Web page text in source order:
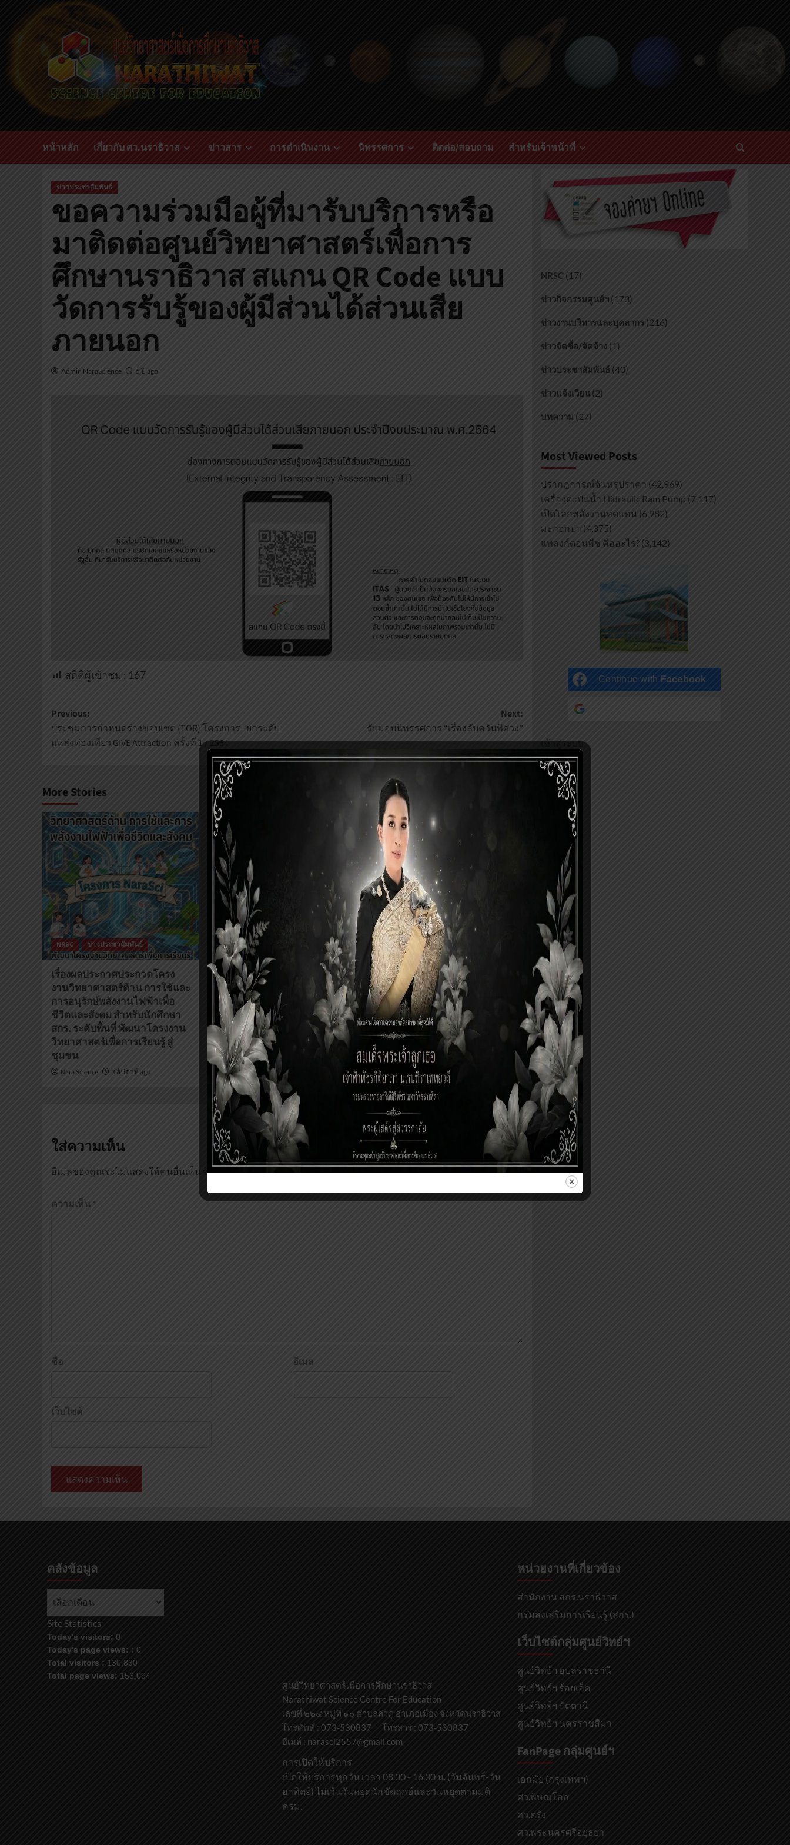
content
หน้าหลัก เกี่ยวกับ ศว.นราธิวาส ข่าวสาร การดำเนินงาน นิทรรศการ ติดต่อ/สอบถาม สำหรับเจ้าหน้าที่
ข่าวประชาสัมพันธ์
ขอความร่วมมือผู้ที่มารับบริการหรือ
มาติดต่อศูนย์วิทยาศาสตร์เพื่อการ
ศึกษานราธิวาส สแกน QR Code แบบ
วัดการรับรู้ของผู้มีส่วนได้ส่วนเสีย
ภายนอก
Admin NaraScience 5 ปี ago
สถิติผู้เข้าชม : 167
Post
navigation
Previous:
ประชุมการกำหนดร่างขอบเขต (TOR) โครงการ “ยกระดับ
แหล่งท่องเที่ยว GIVE Attraction ครั้งที่ 1 / 2564
Next:
รับมอบนิทรรศการ “เรื่องลับควันพิศวง”
More Stories
NRSC ข่าวประชาสัมพันธ์
เรื่องผลประกาศประกวดโครง
งานวิทยาศาสตร์ด้าน การใช้และ
การอนุรักษ์พลังงานไฟฟ้าเพื่อ
ชีวิตและสังคม สำหรับนักศึกษา
สกร. ระดับพื้นที่ พัฒนาโครงงาน
วิทยาศาสตร์เพื่อการเรียนรู้ สู่
ชุมชน
Nara Science 3 สัปดาห์ ago
NRSC ข่าวประชาสัมพันธ์
เรื่อง ผลประกาศประกวดโครง
งานวิทยาศาสตร์ด้านสิ่งแวดล้อม
สำหรับนักศึกษา สกร. ระดับพื้นที่
โครงการ Narasci พัฒนาโครง
งานวิทยาศาสตร์เพื่อการเรียนรู้ สู่
ชุมชน
Nara Science 3 สัปดาห์ ago
NRSC ข่าวประชาสัมพันธ์
ประกาศรายชื่อผู้ผ่านการสรรหา
และเลือกสรรเพื่อจัดจ้างเป็น
พนักงานราชการทั่วไป
Nara Science 8 เดือน ago
ใส่ความเห็น
อีเมลของคุณจะไม่แสดงให้คนอื่นเห็น ช่องข้อมูลจำเป็นถูกทำเครื่องหมาย*
ความเห็น *
ชื่อ อีเมล
เว็บไซต์
NRSC(17)
ข่าวกิจกรรมศูนย์ฯ(173)
ข่าวงานบริหารและบุคลากร(216)
ข่าวจัดซื้อ/จัดจ้าง(1)
ข่าวประชาสัมพันธ์(40)
ข่าวแจ้งเวียน(2)
บทความ (27)
Most Viewed Posts
ปรากฏการณ์จันทรุปราคา (42,969)
เครื่องตะบันน้ำ Hidraulic Ram Pump (7,117)
เปิดโลกพลังงานทดแทน (6,982)
มะกอกป่า (4,375)
แพลงก์ตอนพืช คืออะไร? (3,142)
Continue with Facebook
เข้าสู่ระบบ
คลังข้อมูล
คลัง
Site Statistics
Today's visitors: 0
Today's page views: : 0
Total visitors : 130,830
Total page views: 156,094
ศูนย์วิทยาศาสตร์เพื่อการศึกษานราธิวาส
Narathiwat Science Centre For Education
เลขที่ ๒๒๔ หมู่ที่ ๑๐ ตำบลลำภู อำเภอเมือง จังหวัดนราธิวาส
โทรศัพท์ : 073-530837 โทรสาร : 073-530837
อีเมล์ : narasci2557@gmail.com
การเปิดให้บริการ
เปิดให้บริการทุกวัน เวลา 08.30 - 16.30 น. (วันจันทร์-วัน
อาทิตย์) ไม่เว้นวันหยุดนักขัตฤกษ์และวันหยุดตามมติ
ครม.
หน่วยงานที่เกี่ยวข้อง
สำนักงาน สกร.นราธิวาส
กรมส่งเสริมการเรียนรู้ (สกร.)
เว็บไซต์กลุ่มศูนย์วิทย์ฯ
ศูนย์วิทย์ฯ อุบลราชธานี
ศูนย์วิทย์ฯ ร้อยเอ็ด
ศูนย์วิทย์ฯ ปัตตานี
ศูนย์วิทย์ฯ นครราชสีมา
FanPage กลุ่มศูนย์ฯ
เอกมัย (กรุงเทพฯ)
ศว.พิษณุโลก
ศว.ตรัง
ศว.พระนครศรีอยุธยา